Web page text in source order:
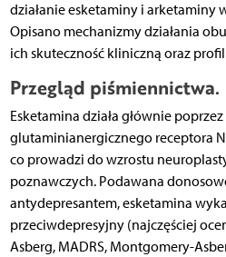
działanie esketaminy i arketaminy
Opisano mechanizmy działania
ich skuteczność kliniczną oraz
Przegląd piśmiennictwa.
Esketamina działa głównie
glutaminianergicznego receptora
co prowadzi do wzrostu
poznawczych. Podawana
antydepresantem, esketamina
przeciwdepresyjny (najczęściej
Asberg, MADRS, Montgomery-